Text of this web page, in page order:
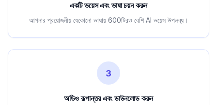
একটি ভয়েস এবং ভাষা চয়ন করুন
আপনার প্রয়োজনীয় যেকোনো ভাষায় 600টিরও বেশি AI ভয়েস উপলব্ধ।
3
অডিও রূপান্তর এবং ডাউনলোড করুন